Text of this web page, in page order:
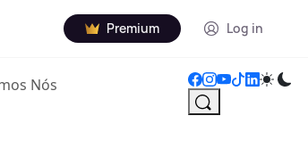
Premium Log in
Nós